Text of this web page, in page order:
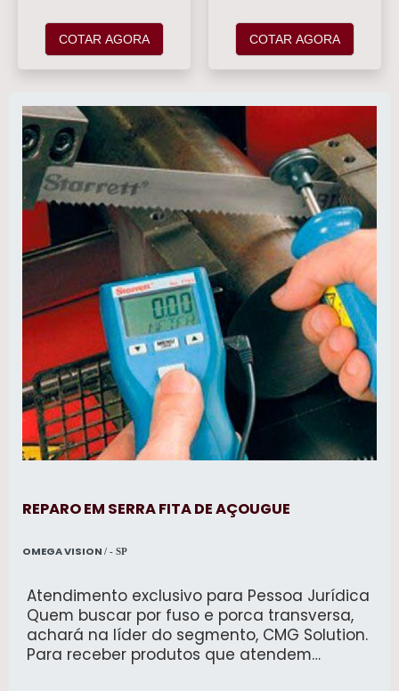
COTAR AGORA COTAR AGORA
REPARO EM SERRA FITA DE AÇOUGUE
OMEGA VISION / - SP
Atendimento exclusivo para Pessoa Jurídica
Quem buscar por fuso e porca transversa,
achará na líder do segmento, CMG Solution.
Para receber produtos que atendem